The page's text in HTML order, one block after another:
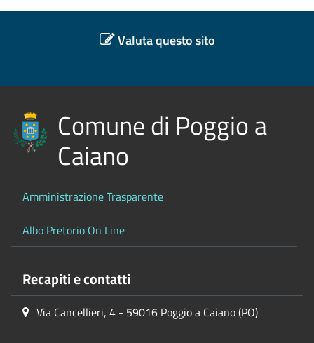
Valuta questo sito
Comune di Poggio a
Caiano
Amministrazione Trasparente
Albo Pretorio On Line
Recapiti e contatti
Via Cancellieri, 4 - 59016 Poggio a Caiano (PO)